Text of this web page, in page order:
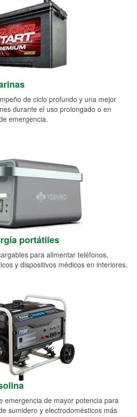
de ciclo profundo y una mejor
durante el uso prolongado o en
emergencia.
portátiles
para alimentar teléfonos,
y dispositivos médicos en interiores.
emergencia de mayor potencia para
sumidero y electrodomésticos más